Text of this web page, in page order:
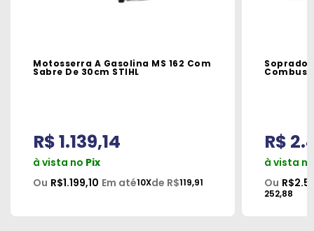
Motosserra A Gasolina MS 162 Com
Sabre De 30cm STIHL
R$ 1.139,14
à vista no Pix
Ou R$1.199,10 Em até10Xde R$119,91
Soprador
R$
à vista
Ou
252,88